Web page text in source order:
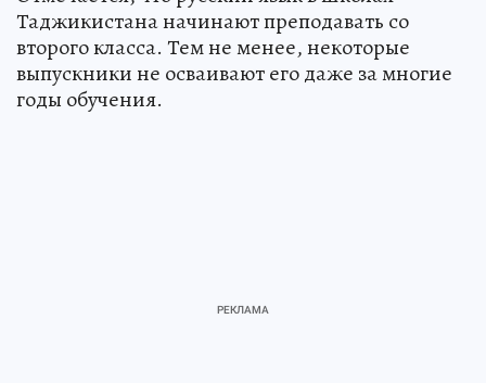
Таджикистана начинают преподавать со
второго класса. Тем не менее, некоторые
выпускники не осваивают его даже за многие
годы обучения.